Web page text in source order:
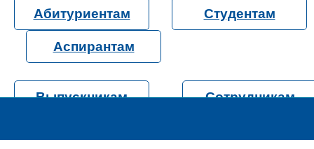
Абитуриентам Студентам
Аспирантам
Выпускникам Сотрудникам